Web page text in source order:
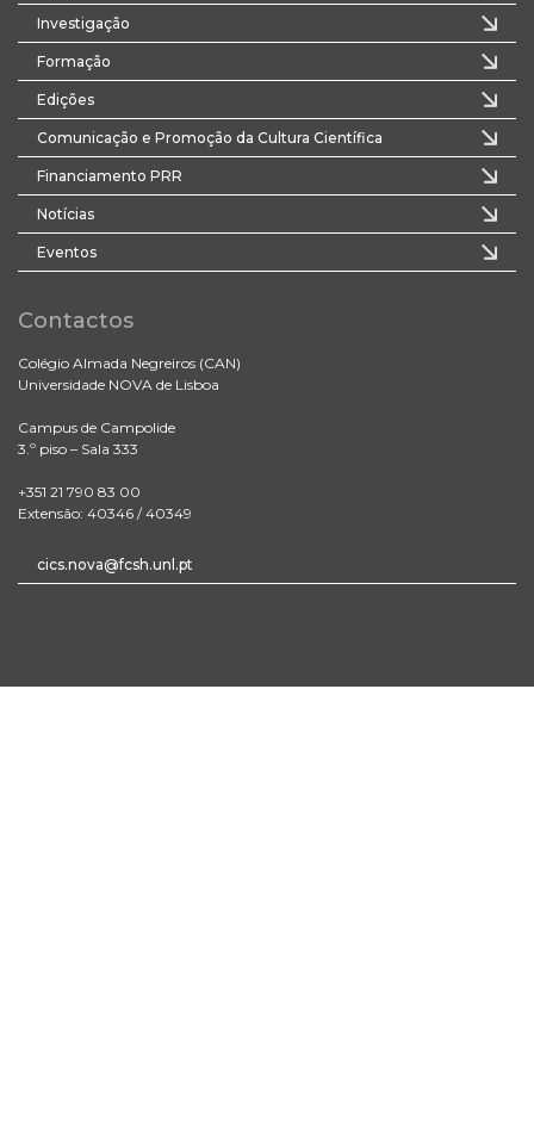
Investigação
Formação
Edições
Comunicação e Promoção da Cultura Científica
Financiamento PRR
Notícias
Eventos
Contactos
Colégio Almada Negreiros (CAN)
Universidade NOVA de Lisboa
Campus de Campolide
3.º piso – Sala 333
+351 21 790 83 00
Extensão: 40346 / 40349
cics.nova@fcsh.unl.pt